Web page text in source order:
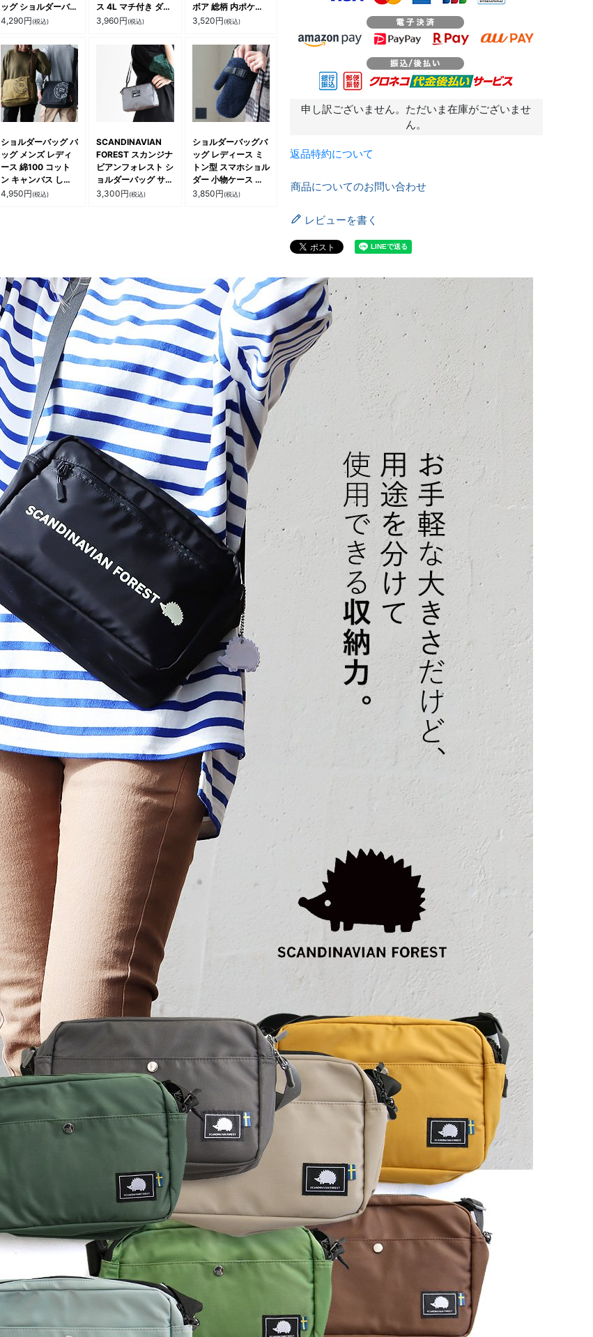
ッグ ショルダーバッ
グ 肩掛け 斜め掛け
中綿 キルティング
撥水加工 しっかり
丈夫 一泊二日 北欧
大きい 通勤 旅行 秋
冬 パティ
4,290円(税込)
ス 4L マチ付き ダブ
ルジップ 多収納ポケ
北欧風 北欧 おしゃ
れ ブランド ギフト
贈り物 お出掛け カ
ジュアル パティ
3,960円(税込)
ボア 総柄 内ポケッ
ト付き スナップボタ
ジュアル パティ
3,520円(税込)
ショルダーバッグ バ
ッグ メンズ レディ
ース 綿100 コット
ン キャンバス しっ
かり生地 プリント
4,950円(税込)
SCANDINAVIAN
FOREST スカンジナ
ビアンフォレスト シ
ョルダーバッグ サコ
ッシュ ショルダー
3,300円(税込)
ショルダーバッグバ
ッグ レディース ミ
トン型 スマホショル
ダー 小物ケース シ
ープボア 無地 レオ
3,850円(税込)
申し訳ございません。ただいま在庫がございませ
ん。
返品特約について
商品についてのお問い合わせ
レビューを書く